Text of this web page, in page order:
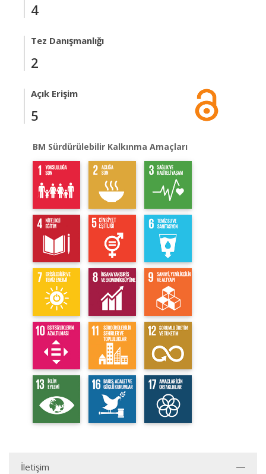
4
Tez Danışmanlığı
2
Açık Erişim
5
BM Sürdürülebilir Kalkınma Amaçları
İletişim